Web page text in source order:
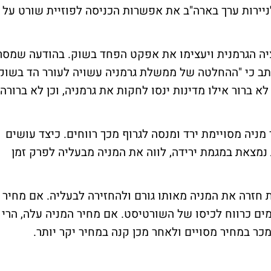
ערך בארה"ב את אפשרות הכניסה לפוזיית שורט על
הגרמנית ויעצימו את אפקט הפחד בשוק. בהודעה
כי "ההחלטה של ממשלת גרמניה עשויה לעורר הד
ברור אילו מדינות ינסו לחקות את גרמניה, וכן לא ברורה
מסויימת ירד ומנסה לגרוף מכך רווחים. כיצד עושים
במגמת ירידה, לווה את המניה מבעליה לפרק זמן
את המניה מאותו גורם ולהחזירה לבעליה. אם מחיר
כרווח לכיסו של השורטיסט. אם מחיר המניה עלה, הרי
במחיר מסויים ולאחר מכן קנה במחיר יקר יותר.